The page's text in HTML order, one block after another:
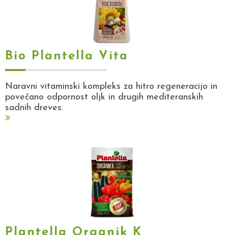
Bio Plantella Vita
Naravni vitaminski kompleks za hitro regeneracijo in
povečano odpornost oljk in drugih mediteranskih
sadnih dreves.
Plantella Organik K